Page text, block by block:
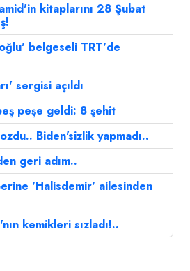
kitaplarını 28 Şubat
belgeseli TRT'de
sergisi açıldı
peşe geldi: 8 şehit
Biden'sizlik yapmadı..
geri adım..
'Halisdemir' ailesinden
kemikleri sızladı!..